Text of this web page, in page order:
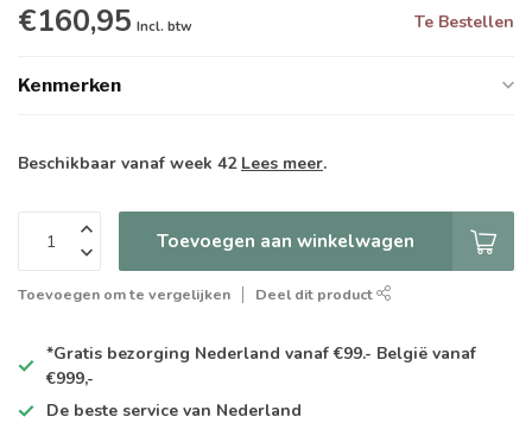
€160,95 Incl. btw Te Bestellen
Kenmerken
Beschikbaar vanaf week 42 Lees meer.
Toevoegen aan winkelwagen
Toevoegen om te vergelijken Deel dit product
*Gratis bezorging Nederland vanaf €99.- België vanaf
€999,-
De beste service van Nederland